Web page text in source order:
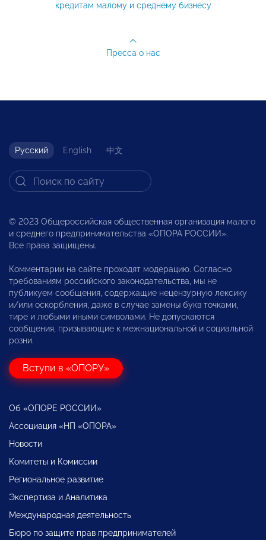
кредитам малому и среднему бизнесу
Пресса о нас
Русский English 中文
© 2023 Общероссийская общественная организация малого
и среднего предпринимательства «ОПОРА РОССИИ».
Все права защищены.
Комментарии на сайте проходят модерацию. Согласно
требованиям российского законодательства, мы не
публикуем сообщения, содержащие нецензурную лексику
и/или оскорбления, даже в случае замены букв точками,
тире и любыми иными символами. Не допускаются
сообщения, призывающие к межнациональной и социальной
розни.
Вступи в «ОПОРУ»
Об «ОПОРЕ РОССИИ»
Ассоциация «НП «ОПОРА»
Новости
Комитеты и Комиссии
Региональное развитие
Экспертиза и Аналитика
Международная деятельность
Бюро по защите прав предпринимателей